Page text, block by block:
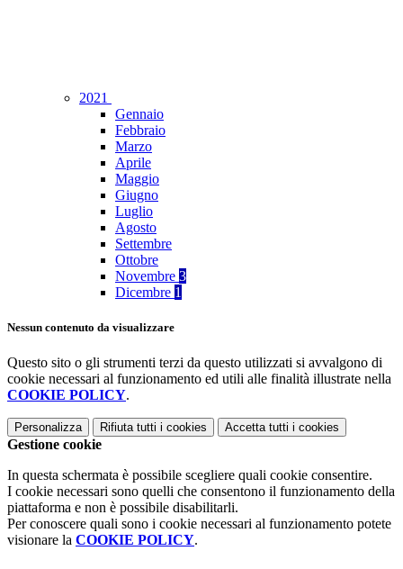
2021
Gennaio
Febbraio
Marzo
Aprile
Maggio
Giugno
Luglio
Agosto
Settembre
Ottobre
Novembre 3
Dicembre 1
Nessun contenuto da visualizzare
Questo sito o gli strumenti terzi da questo utilizzati si avvalgono di
cookie necessari al funzionamento ed utili alle finalità illustrate nella
COOKIE POLICY.
Personalizza Rifiuta tutti i cookies Accetta tutti i cookies
Gestione cookie
In questa schermata è possibile scegliere quali cookie consentire.
I cookie necessari sono quelli che consentono il funzionamento della
piattaforma e non è possibile disabilitarli.
Per conoscere quali sono i cookie necessari al funzionamento potete
visionare la COOKIE POLICY.